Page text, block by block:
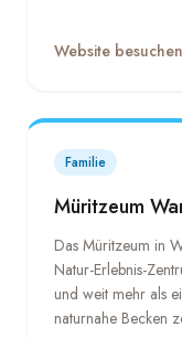
Regionale
Website besuchen
Familie
Müritzeum
Das Müritzeum in
Natur-Erlebnis-
und weit mehr als
naturnahe Becken